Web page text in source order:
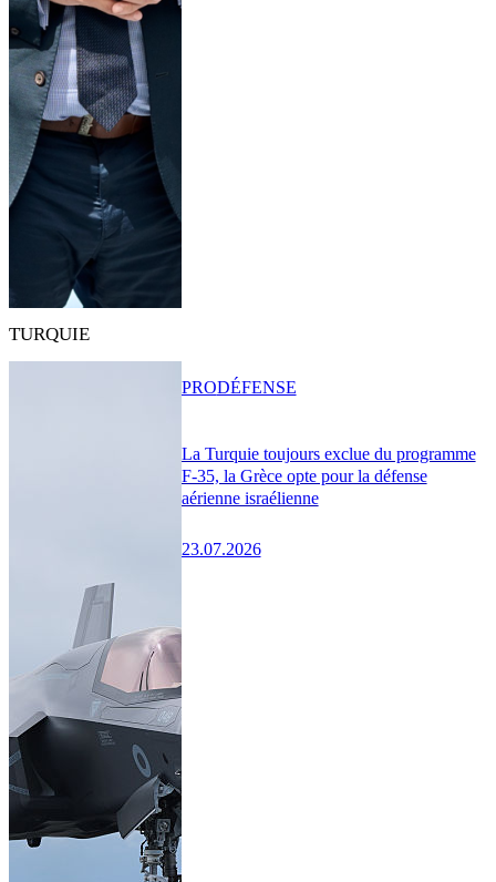
TURQUIE
La Turquie toujours exclue du programme
F-35, la Grèce opte pour la défense
aérienne israélienne
23.07.2026
PRODÉFENSE